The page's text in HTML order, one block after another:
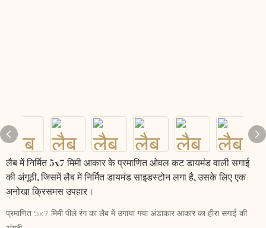
लैब में निर्मित 5x7 मिमी आकार के प्रमाणित ओवल कट डायमंड वाली सगाई
की अंगूठी, जिसमें लैब में निर्मित डायमंड साइडस्टोन लगा है, उसके लिए एक
अनोखा क्रिसमस उपहार।
प्रमाणित 5x7 मिमी पीले रंग का लैब में उगाया गया अंडाकार आकार का हीरा सगाई की